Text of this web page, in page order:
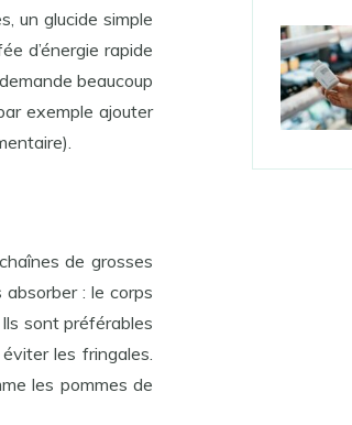
un glucide simple
d’énergie rapide
beaucoup
exemple ajouter
de grosses
absorber : le corps
sont préférables
les fringales.
les pommes de